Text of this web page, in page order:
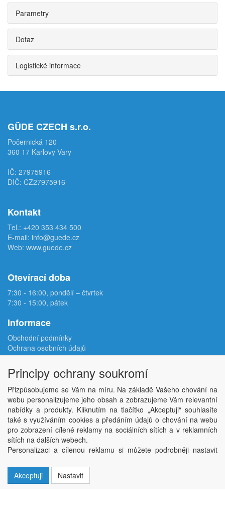
Parametry
Dotaz
Logistické informace
GÜDE CZECH s.r.o.
Počernická 120
360 17 Karlovy Vary
IČ: 27975916
DIČ: CZ27975916
Kontakt
Tel.: +420 353 434 500
E-mail: info@guede.cz
Web: www.guede.cz
Otevírací doba
7:30 - 16:00, pondělí – čtvrtek
7:30 - 15:00, pátek
Informace
Obchodní podmínky
Ochrana osobních údajů
Reklamační protokol
Odstoupení od smlouvy
Podmínky užití e-shopu
Doprava
Velkoobchod
Kontakt
Nastavení soukromí
Copyright © ABRA Software a.s. 2026,
Principy ochrany soukromí
Přizpůsobujeme se Vám na míru. Na základě Vašeho chování na
webu personalizujeme jeho obsah a zobrazujeme Vám relevantní
nabídky a produkty. Kliknutím na tlačítko „Akceptuji“ souhlasíte
také s využíváním cookies a předáním údajů o chování na webu
pro zobrazení cílené reklamy na sociálních sítích a v reklamních
sítích na dalších webech.
Personalizaci a cílenou reklamu si můžete podrobněji nastavit
Akceptuji
Nastavit